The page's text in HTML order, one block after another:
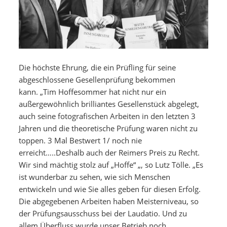
Die höchste Ehrung, die ein Prüfling für seine
abgeschlossene Gesellenprüfung bekommen
kann. „Tim Hoffesommer hat nicht nur ein
außergewöhnlich brilliantes Gesellenstück abgelegt,
auch seine fotografischen Arbeiten in den letzten 3
Jahren und die theoretische Prüfung waren nicht zu
toppen.3 Mal Bestwert 1/ noch nie
erreicht…..Deshalb auch der Reimers Preis zu Recht.
Wir sind mächtig stolz auf „Hoffe“ „, so Lutz Tölle. „Es
ist wunderbar zu sehen, wie sich Menschen
entwickeln und wie Sie alles geben für diesen Erfolg.
Die abgegebenen Arbeiten haben Meisterniveau, so
der Prüfungsausschuss bei der Laudatio. Und zu